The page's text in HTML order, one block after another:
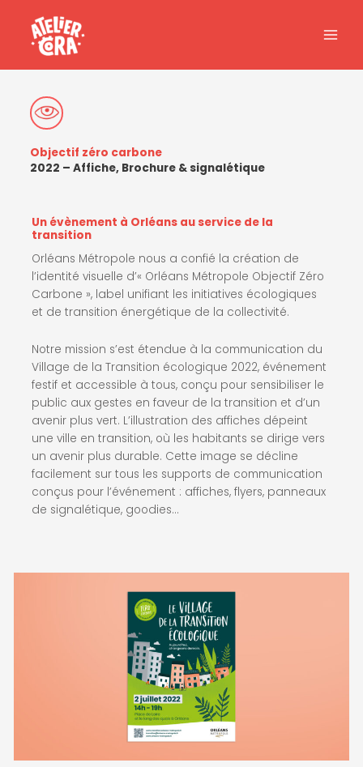
contenu
Objectif zéro carbone
2022 – Affiche, Brochure & signalétique
Un évènement à Orléans au service de la
transition
Orléans Métropole nous a confié la création de
l’identité visuelle d’« Orléans Métropole Objectif Zéro
Carbone », label unifiant les initiatives écologiques
et de transition énergétique de la collectivité.
Notre mission s’est étendue à la communication du
Village de la Transition écologique 2022, événement
festif et accessible à tous, conçu pour sensibiliser le
public aux gestes en faveur de la transition et d’un
avenir plus vert. L’illustration des affiches dépeint
une ville en transition, où les habitants se dirige vers
un avenir plus durable. Cette image se décline
facilement sur tous les supports de communication
conçus pour l’événement : affiches, flyers, panneaux
de signalétique, goodies…